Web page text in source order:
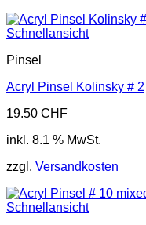
Schnellansicht
Pinsel
Acryl Pinsel Kolinsky # 2
19.50 CHF
inkl. 8.1 % MwSt.
zzgl. Versandkosten
Schnellansicht